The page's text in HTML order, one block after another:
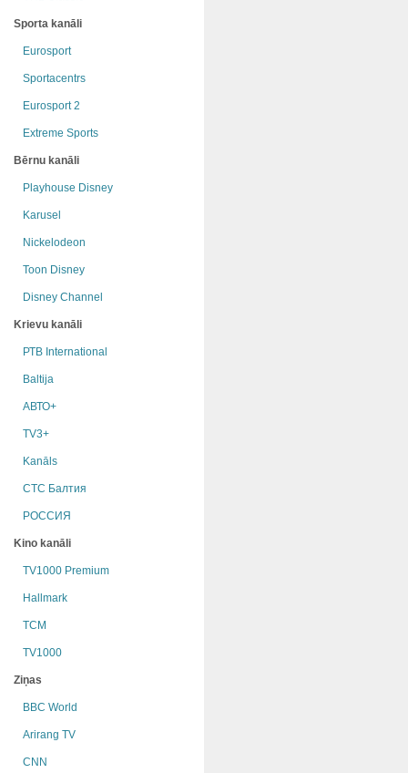
Sporta kanāli
Eurosport
Sportacentrs
Eurosport 2
Extreme Sports
Bērnu kanāli
Playhouse Disney
Karusel
Nickelodeon
Toon Disney
Disney Channel
Krievu kanāli
РТB International
Baltija
АВТО+
TV3+
Kanāls
СТС Балтия
РОССИЯ
Kino kanāli
TV1000 Premium
Hallmark
TCM
TV1000
Ziņas
BBC World
Arirang TV
CNN